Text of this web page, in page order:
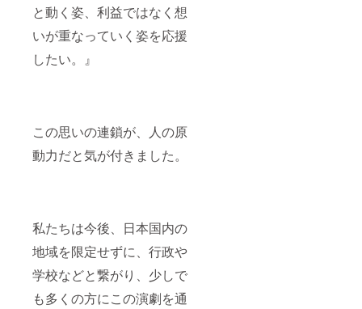
と動く姿、利益ではなく想
いが重なっていく姿を応援
したい。』
この思いの連鎖が、人の原
動力だと気が付きました。
私たちは今後、日本国内の
地域を限定せずに、行政や
学校などと繋がり、少しで
も多くの方にこの演劇を通